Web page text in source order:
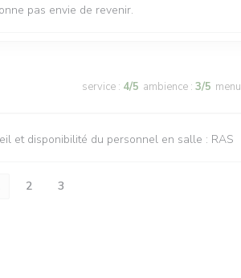
pas envie de revenir.
service : 4/5 ambience : 3/5 menu
et disponibilité du personnel en salle : RAS
2 3